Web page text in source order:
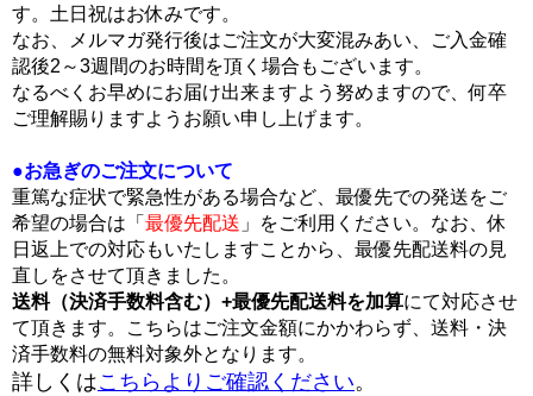
す。土日祝はお休みです。
なお、メルマガ発行後はご注文が大変混みあい、ご入金確
認後2～3週間のお時間を頂く場合もございます。
なるべくお早めにお届け出来ますよう努めますので、何卒
ご理解賜りますようお願い申し上げます。
●お急ぎのご注文について
重篤な症状で緊急性がある場合など、最優先での発送をご
希望の場合は「 最優先配送 」をご利用ください。なお、休
日返上での対応もいたしますことから、最優先配送料の見
直しをさせて頂きました。
送料（決済手数料含む）+最優先配送料を加算にて対応させ
て頂きます。こちらはご注文金額にかかわらず、送料・決
済手数料の無料対象外となります。
詳しくはこちらよりご確認ください。